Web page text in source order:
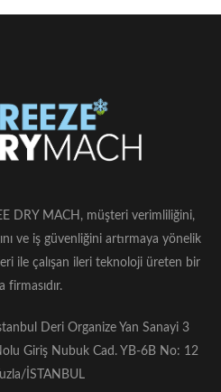
DRY MACH, müşteri verimliliğini,
ve iş güvenliğini artırmaya yönelik
ile çalışan ileri teknoloji üreten bir
firmasıdır.
Deri Organize Yan Sanayi 3
Giriş Nubuk Cad. YB-6B No: 12
Tuzla/İSTANBUL